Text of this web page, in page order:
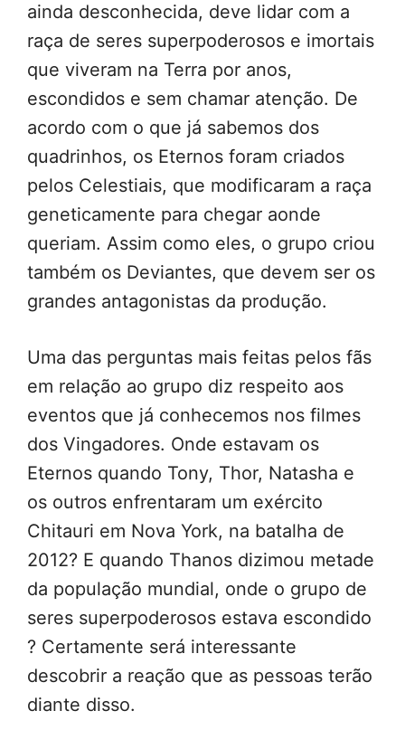
ainda desconhecida, deve lidar com a
raça de seres superpoderosos e imortais
que viveram na Terra por anos,
escondidos e sem chamar atenção. De
acordo com o que já sabemos dos
quadrinhos, os Eternos foram criados
pelos Celestiais, que modificaram a raça
geneticamente para chegar aonde
queriam. Assim como eles, o grupo criou
também os Deviantes, que devem ser os
grandes antagonistas da produção.
Uma das perguntas mais feitas pelos fãs
em relação ao grupo diz respeito aos
eventos que já conhecemos nos filmes
dos Vingadores. Onde estavam os
Eternos quando Tony, Thor, Natasha e
os outros enfrentaram um exército
Chitauri em Nova York, na batalha de
2012? E quando Thanos dizimou metade
da população mundial, onde o grupo de
seres superpoderosos estava escondido
? Certamente será interessante
descobrir a reação que as pessoas terão
diante disso.